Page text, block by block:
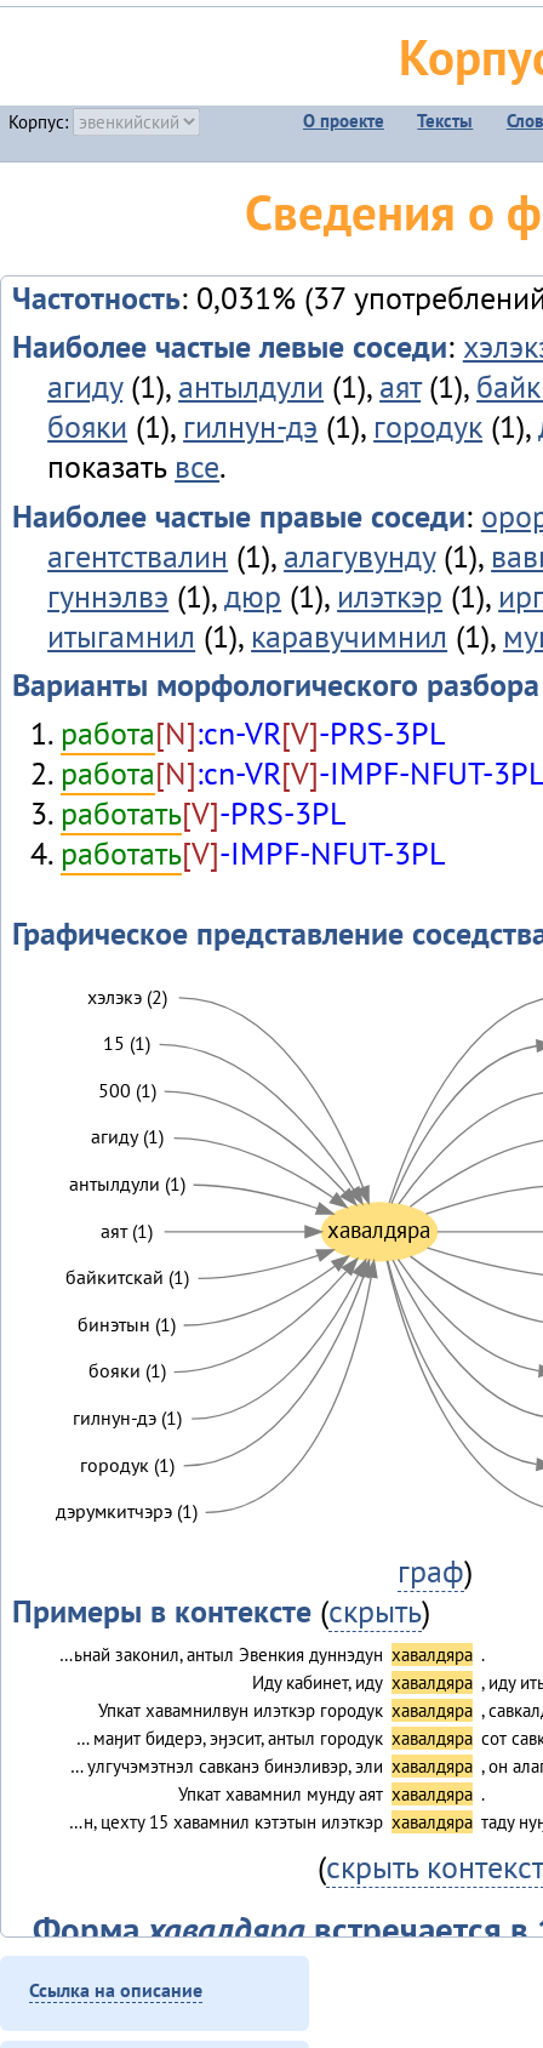
Корпус: О проекте Тексты
Сведения о
Частотность: 0,031% (37
Наиболее частые левые соседи:
агиду(1), антылдули (1), аят(1),
бояки (1), гилнун-дэ (1), городук (1),
показать все.
Наиболее частые правые соседи:
агентствалин (1), алагувунду(1),
гуннэлвэ (1),дюр (1), илэткэр (1),
итыгамнил (1), каравучимнил (1),
Варианты морфологического разбора
работа[N]:cn-VR[V]-PRS-3PL
работа[N]:cn-VR[V]-IMPF-NFUT-3PL
работать[V]-PRS-3PL
работать[V]-IMPF-NFUT-3PL
Графическое представление
хавалдяра
хэлэкэ (2)
15 (1)
500 (1)
агиду (1)
антылдули (1)
аят (1)
байкитскай (1)
бинэтын (1)
бояки (1)
гилнун-дэ (1)
городук (1)
дэрумкитчэрэ (1)
граф)
Примеры в контексте(скрыть)
…ьнай законил, антыл Эвенкия дуннэдун хавалдяра .
Иду кабинет, иду хавалдяра , иду
Упкат хавамнилвун илэткэр городук хавалдяра ,
… маӈит бидерэ, эӈэсит, антыл городук хавалдяра сот
… улгучэмэтнэл савканэ бинэливэр, эли хавалдяра , он
Упкат хавамнил мунду аят хавалдяра .
…н, цехту 15 хавамнил кэтэтын илэткэр хавалдяра таду
(скрыть контекст
Формахавалдяравстречается в
Ссылка на описание